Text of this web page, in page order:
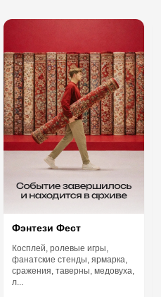
Фэнтези Фест
Косплей, ролевые игры,
фанатские стенды, ярмарка,
сражения, таверны, медовуха,
л...